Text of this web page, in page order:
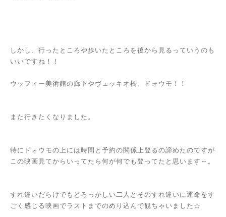
しかし、行ったところや歩いたところを後から見るっていうのも
いいですね！！
ウッフィー美術館の廊下やヴェッキオ橋、ドォウモ！！
また行きたくなりました。
特にドォウモの上には時間と予約の関係上登るの諦めたのですが
この映画見てからいってたら何が何でも登ってたと思います～。
すれ違いだらけでもどろっかしい二人とそのすれ違いに運命をす
ごく感じる映画でラストまでのめり込んで観ちゃいました☆